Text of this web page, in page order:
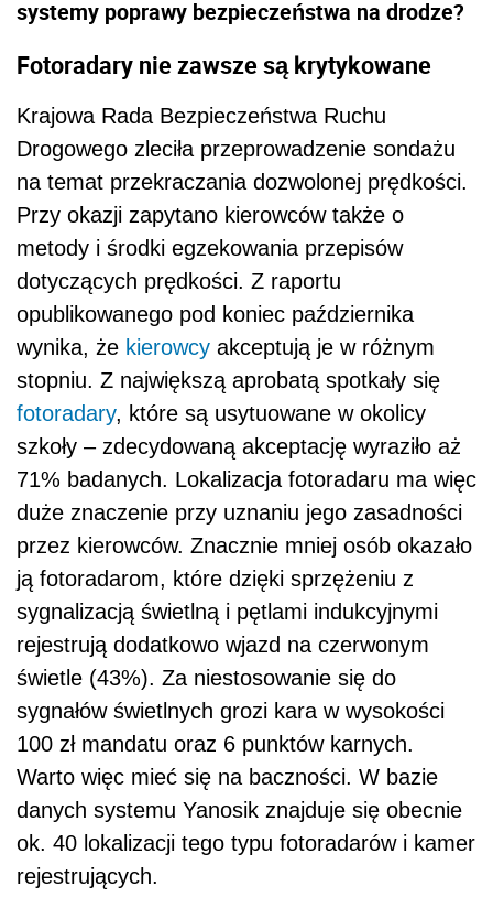
systemy poprawy bezpieczeństwa na drodze?
Fotoradary nie zawsze są krytykowane
Krajowa Rada Bezpieczeństwa Ruchu
Drogowego zleciła przeprowadzenie sondażu
na temat przekraczania dozwolonej prędkości.
Przy okazji zapytano kierowców także o
metody i środki egzekowania przepisów
dotyczących prędkości. Z raportu
opublikowanego pod koniec października
wynika, że kierowcy akceptują je w różnym
stopniu. Z największą aprobatą spotkały się
fotoradary, które są usytuowane w okolicy
szkoły – zdecydowaną akceptację wyraziło aż
71% badanych. Lokalizacja fotoradaru ma więc
duże znaczenie przy uznaniu jego zasadności
przez kierowców. Znacznie mniej osób okazało
ją fotoradarom, które dzięki sprzężeniu z
sygnalizacją świetlną i pętlami indukcyjnymi
rejestrują dodatkowo wjazd na czerwonym
świetle (43%). Za niestosowanie się do
sygnałów świetlnych grozi kara w wysokości
100 zł mandatu oraz 6 punktów karnych.
Warto więc mieć się na baczności. W bazie
danych systemu Yanosik znajduje się obecnie
ok. 40 lokalizacji tego typu fotoradarów i kamer
rejestrujących.